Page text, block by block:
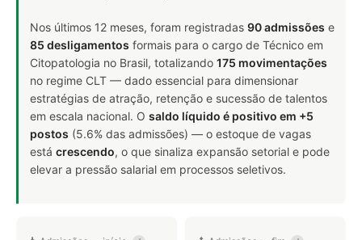
Nos últimos 12 meses, foram registradas 90 admissões e
85 desligamentos formais para o cargo de Técnico em
Citopatologia no Brasil, totalizando 175 movimentações
no regime CLT — dado essencial para dimensionar
estratégias de atração, retenção e sucessão de talentos
em escala nacional. O saldo líquido é positivo em +5
postos (5.6% das admissões) — o estoque de vagas
está crescendo, o que sinaliza expansão setorial e pode
elevar a pressão salarial em processos seletivos.